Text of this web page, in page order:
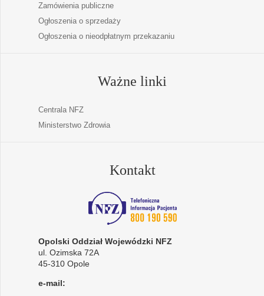
Zamówienia publiczne
Ogłoszenia o sprzedaży
Ogłoszenia o nieodpłatnym przekazaniu
Ważne linki
Centrala NFZ
Ministerstwo Zdrowia
Kontakt
Opolski Oddział Wojewódzki NFZ
ul. Ozimska 72A
45-310 Opole
e-mail: